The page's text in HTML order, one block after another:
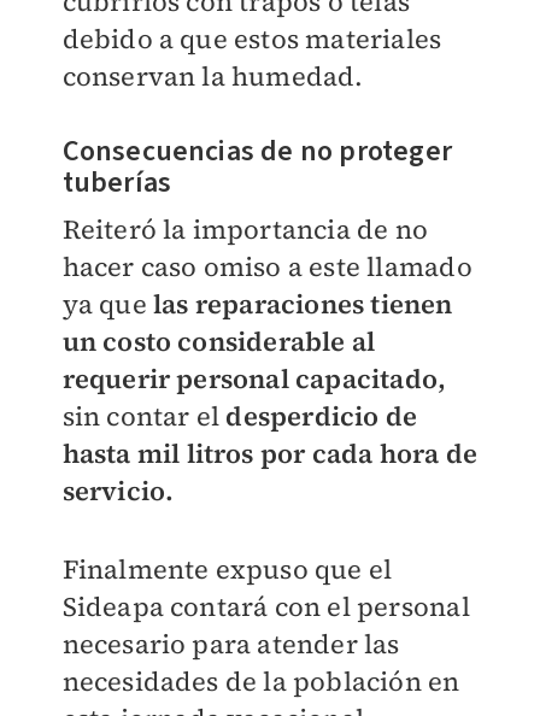
debido a que estos materiales
conservan la humedad.
Consecuencias de no proteger
tuberías
Reiteró la importancia de no
hacer caso omiso a este llamado
ya que las reparaciones tienen
un costo considerable al
requerir personal capacitado,
sin contar el desperdicio de
hasta mil litros por cada hora de
servicio.
Finalmente expuso que el
Sideapa contará con el personal
necesario para atender las
necesidades de la población en